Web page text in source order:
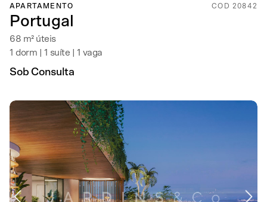
APARTAMENTO COD 20842
Portugal
68 m² úteis
1 dorm | 1 suíte | 1 vaga
Sob Consulta